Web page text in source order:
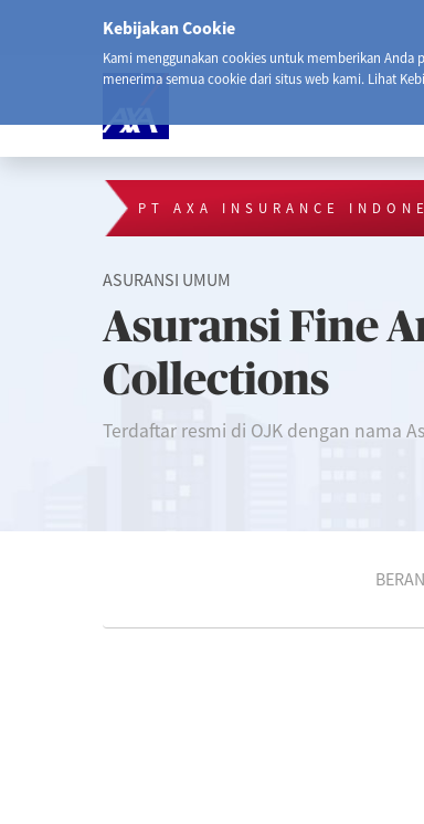
Kebijakan Cookie
Kami menggunakan cookies untuk memberikan Anda
menerima semua cookie dari situs web kami. Lihat
PT AXA INSURANCE
ASURANSI UMUM
Asuransi Fine
Collections
Terdaftar resmi di OJK dengan nama